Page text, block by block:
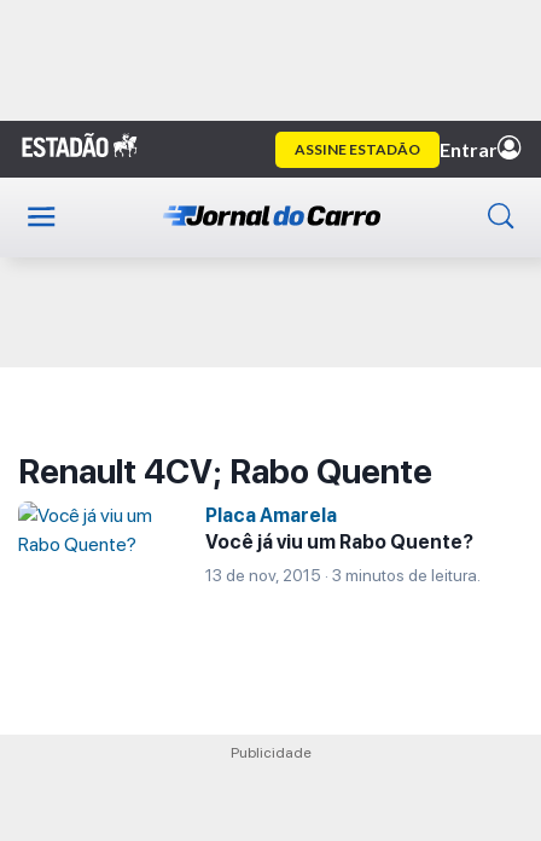
Home Renault 4CV; Rabo Quente
Publicidade
Renault 4CV; Rabo Quente
Placa Amarela
Você já viu um Rabo Quente?
13 de nov, 2015 · 3 minutos de leitura.
Publicidade